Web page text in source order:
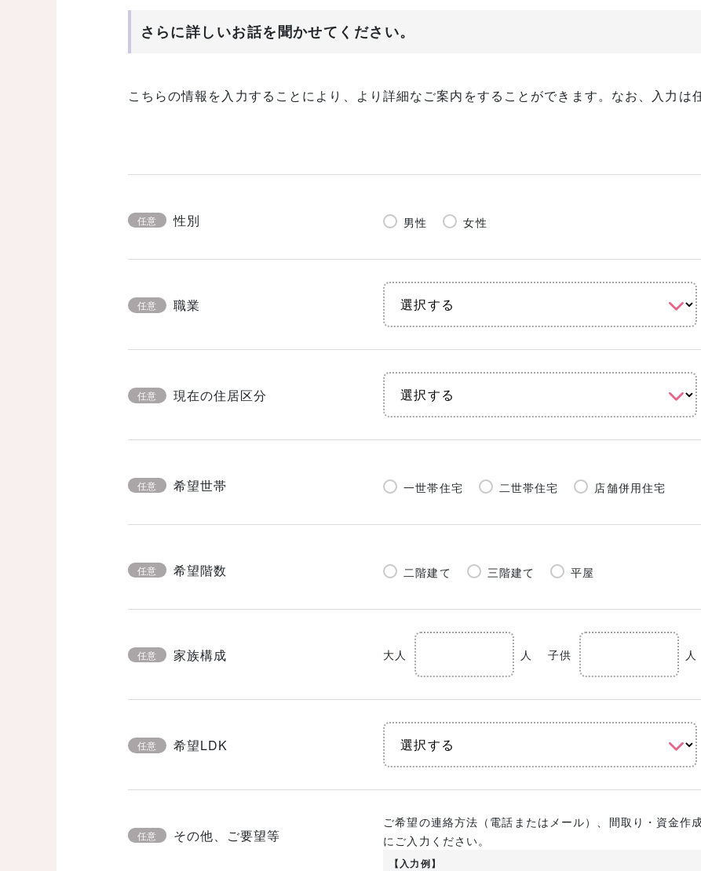
さらに詳しいお話を聞かせてください。
こちらの情報を入力することにより、より詳細なご案内をすることができます。なお、入力は
任意 性別 男性 女性
任意 職業
任意 現在の住居区分
任意 希望世帯 一世帯住宅 二世帯住宅 店舗併用住宅
任意 希望階数 二階建て 三階建て 平屋
任意 家族構成 大人 人 子供 人
任意 希望LDK
任意 その他、ご要望等
ご希望の連絡方法（電話またはメール）、間取り・資金作
にご入力ください。
【入力例】